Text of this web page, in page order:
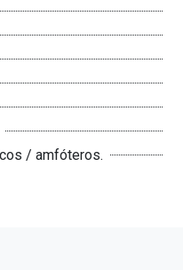
/ amfóteros.